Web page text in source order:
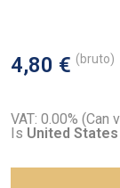
4,80 € (bruto)
VAT: 0.00% (Can
Is United States